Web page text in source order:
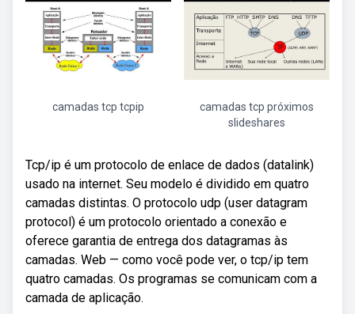
camadas tcp tcpip
camadas tcp próximos
slideshares
Tcp/ip é um protocolo de enlace de dados (datalink)
usado na internet. Seu modelo é dividido em quatro
camadas distintas. O protocolo udp (user datagram
protocol) é um protocolo orientado a conexão e
oferece garantia de entrega dos datagramas às
camadas. Web — como você pode ver, o tcp/ip tem
quatro camadas. Os programas se comunicam com a
camada de aplicação.